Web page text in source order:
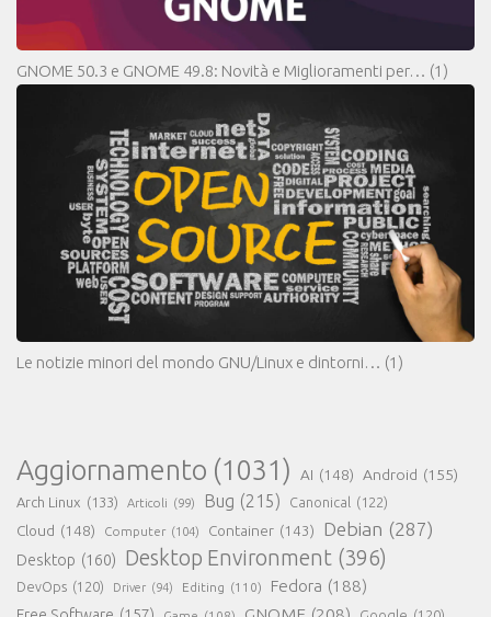
GNOME 50.3 e GNOME 49.8: Novità e Miglioramenti per… (1)
Le notizie minori del mondo GNU/Linux e dintorni… (1)
Aggiornamento (1031) AI (148) Android (155)
Arch Linux (133) Articoli (99) Bug (215) Canonical (122)
Cloud (148) Computer (104) Container (143) Debian (287)
Desktop (160) Desktop Environment (396)
DevOps (120) Driver (94) Editing (110) Fedora (188)